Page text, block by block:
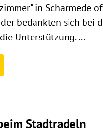
in Scharmede
bedankten sich bei
Unterstützung. ...
Stadtradeln